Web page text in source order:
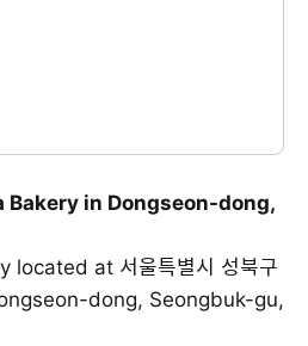
Bakery in Dongseon-dong,
located at 서울특별시 성북구
dong, Seongbuk-gu,